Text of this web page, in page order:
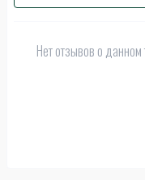
Нет отзывов о данном